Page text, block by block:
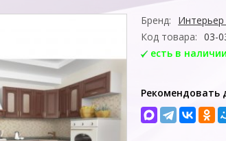
Бренд:
Интерьер
Код товара: 03-
есть в наличии
Рекомендовать